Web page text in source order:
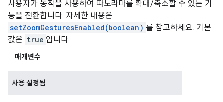
사용자가 동작을 사용하여 파노라마를 확대/축소할 수 있는 기
능을 전환합니다. 자세한 내용은
setZoomGesturesEnabled(boolean) 를 참고하세요. 기본
값은 true 입니다.
매개변수
사용 설정됨